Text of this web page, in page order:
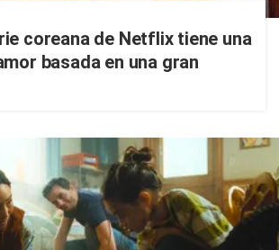
coreana de Netflix tiene una
basada en una gran